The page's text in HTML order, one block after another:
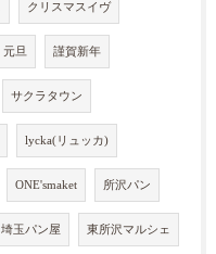
クリスマスイヴ
元旦 謹賀新年
サクラタウン
lycka(リュッカ)
ONE'smaket 所沢パン
埼玉パン屋 東所沢マルシェ